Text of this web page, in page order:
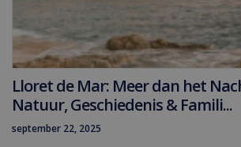
Lloret de Mar: Meer dan het
Natuur, Geschiedenis & Famili...
september 22, 2025